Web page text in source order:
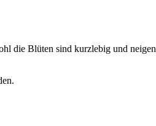
die Blüten sind kurzlebig und